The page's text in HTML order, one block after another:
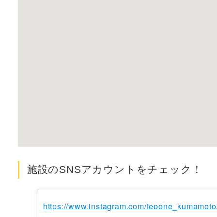
施設のSNSアカウントをチェック！
https://www.instagram.com/